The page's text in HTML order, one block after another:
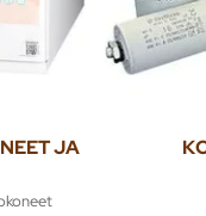
JA